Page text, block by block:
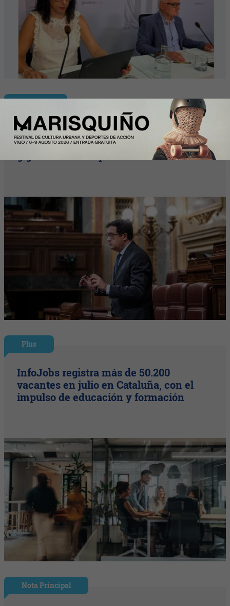
España formalizará en septiembre su
candidatura para acoger una
Plus
InfoJobs registra más de 50.200
vacantes en julio en Cataluña, con el
impulso de educación y formación
Nota Principal